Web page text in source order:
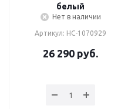
белый
Нет в наличии
Артикул: НС-1070929
26 290 руб.